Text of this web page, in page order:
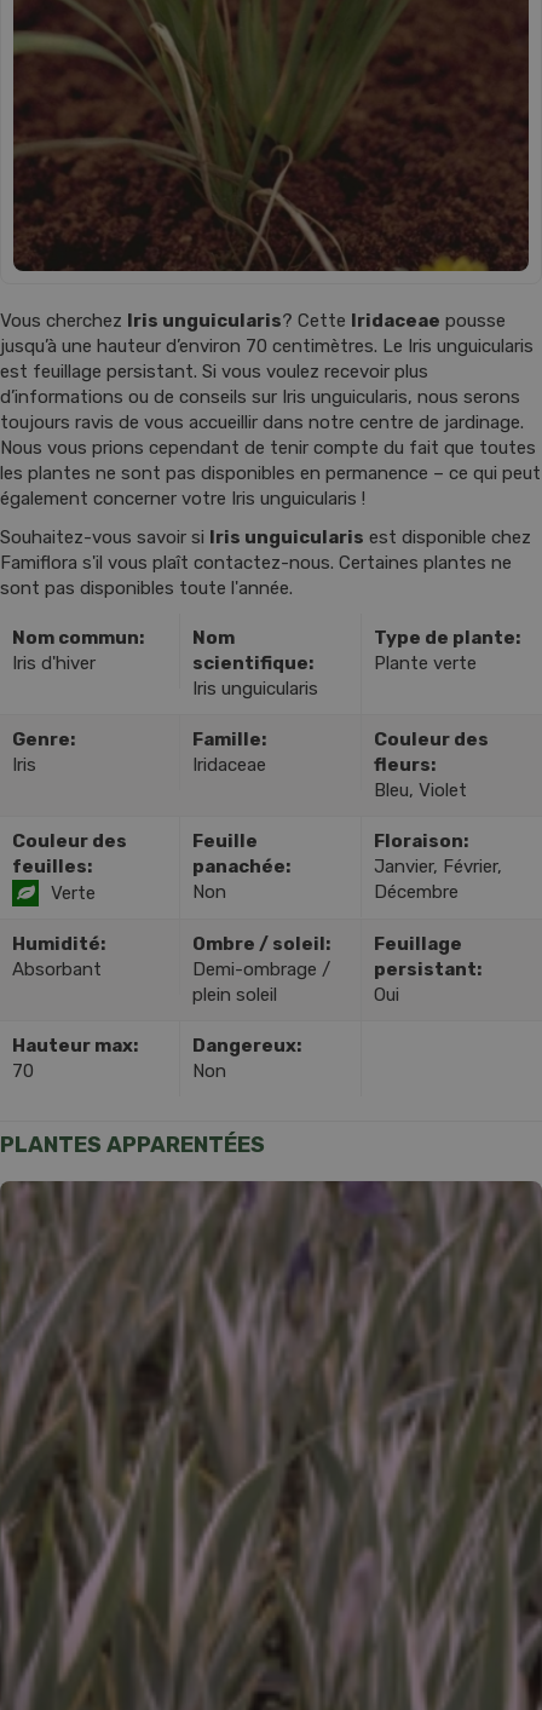
Vous cherchez Iris unguicularis? Cette Iridaceae pousse
jusqu’à une hauteur d’environ 70 centimètres. Le Iris unguicularis
est feuillage persistant. Si vous voulez recevoir plus
d’informations ou de conseils sur Iris unguicularis, nous serons
toujours ravis de vous accueillir dans notre centre de jardinage.
Nous vous prions cependant de tenir compte du fait que toutes
les plantes ne sont pas disponibles en permanence – ce qui peut
également concerner votre Iris unguicularis !
Souhaitez-vous savoir si Iris unguicularis est disponible chez
Famiflora s'il vous plaît contactez-nous. Certaines plantes ne
sont pas disponibles toute l'année.
Nom commun:
Iris d'hiver
Nom
scientifique:
Iris unguicularis
Type de plante:
Plante verte
Genre:
Iris
Famille:
Iridaceae
Couleur des
fleurs:
Bleu, Violet
Couleur des
feuilles:
Verte
Feuille
panachée:
Non
Floraison:
Janvier, Février,
Décembre
Humidité:
Absorbant
Ombre / soleil:
Demi-ombrage /
plein soleil
Feuillage
persistant:
Oui
Hauteur max:
70
Dangereux:
Non
PLANTES APPARENTÉES